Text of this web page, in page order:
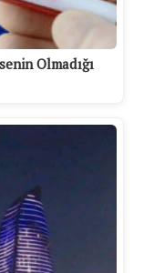
Olmadığı